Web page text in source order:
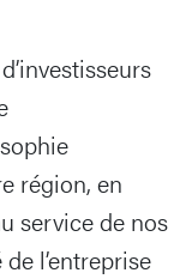
région, en
service de nos
l’entreprise